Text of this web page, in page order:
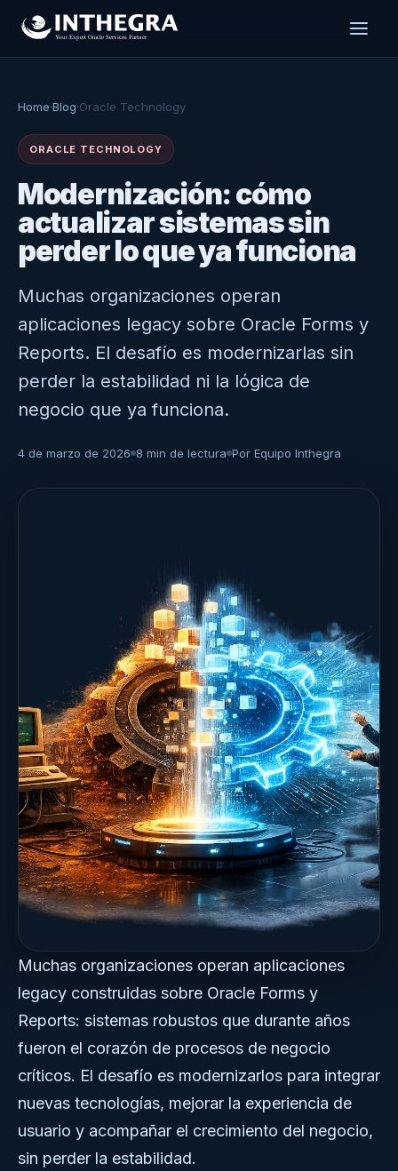
Home·Blog·Oracle Technology
ORACLE TECHNOLOGY
Modernización: cómo
actualizar sistemas sin
perder lo que ya funciona
Muchas organizaciones operan
aplicaciones legacy sobre Oracle Forms y
Reports. El desafío es modernizarlas sin
perder la estabilidad ni la lógica de
negocio que ya funciona.
4 de marzo de 2026· 8 min de lectura·Por Equipo Inthegra
Muchas organizaciones operan aplicaciones
legacy construidas sobre Oracle Forms y
Reports: sistemas robustos que durante años
fueron el corazón de procesos de negocio
críticos. El desafío es modernizarlos para integrar
nuevas tecnologías, mejorar la experiencia de
usuario y acompañar el crecimiento del negocio,
sin perder la estabilidad.